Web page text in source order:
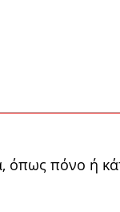
όπως πόνο ή